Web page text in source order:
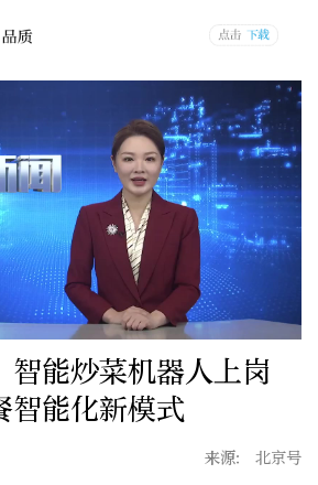
智能炒菜机器人上岗
智能化新模式
来源: 北京号